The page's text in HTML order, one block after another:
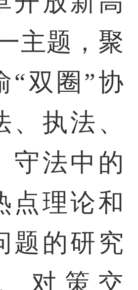
主题，聚
“双圈”协
、执法、
守法中的
点理论和
题的研究
对策交